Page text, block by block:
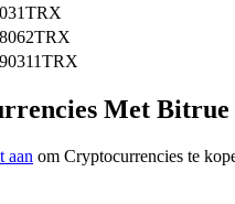
en copy trading commissies
TRX
TRX
TRX
Met Bitrue
aan om Cryptocurrencies te